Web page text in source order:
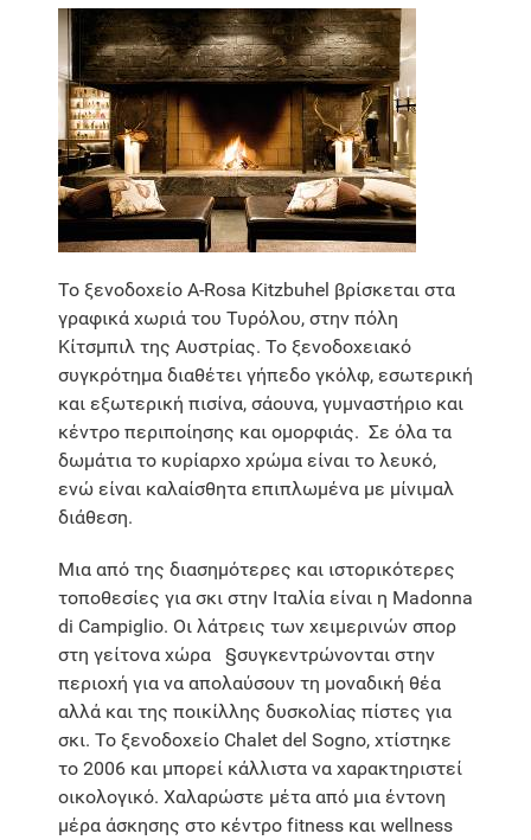
Το ξενοδοχείο A-Rosa Kitzbuhel βρίσκεται στα
γραφικά χωριά του Τυρόλου, στην πόλη
Κίτσμπιλ της Αυστρίας. Το ξενοδοχειακό
συγκρότημα διαθέτει γήπεδο γκόλφ, εσωτερική
και εξωτερική πισίνα, σάουνα, γυμναστήριο και
κέντρο περιποίησης και ομορφιάς. Σε όλα τα
δωμάτια το κυρίαρχο χρώμα είναι το λευκό,
ενώ είναι καλαίσθητα επιπλωμένα με μίνιμαλ
διάθεση.
Μια από της διασημότερες και ιστορικότερες
τοποθεσίες για σκι στην Ιταλία είναι η Madonna
di Campiglio. Οι λάτρεις των χειμερινών σπορ
στη γείτονα χώρα §συγκεντρώνονται στην
περιοχή για να απολαύσουν τη μοναδική θέα
αλλά και της ποικίλλης δυσκολίας πίστες για
σκι. Το ξενοδοχείο Chalet del Sogno, χτίστηκε
το 2006 και μπορεί κάλλιστα να χαρακτηριστεί
οικολογικό. Χαλαρώστε μέτα από μια έντονη
μέρα άσκησης στο κέντρο fitness και wellness